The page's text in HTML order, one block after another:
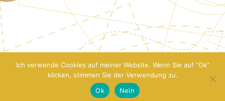
Ich verwende Cookies auf meiner Website. Wenn Sie auf "Ok"
klicken, stimmen Sie der Verwendung zu.
Ok
Nein